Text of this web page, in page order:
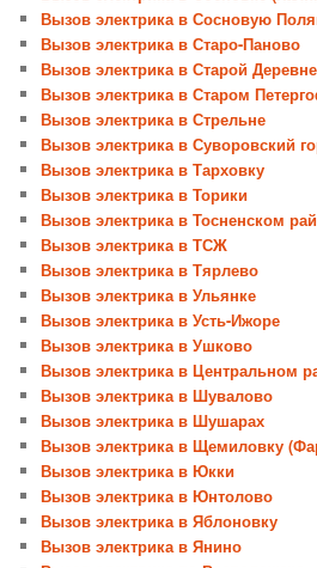
Вызов электрика в Сосновую
Вызов электрика в Старо-Паново
Вызов электрика в Старой Деревне
Вызов электрика в Старом
Вызов электрика в Стрельне
Вызов электрика в Суворовский
Вызов электрика в Тарховку
Вызов электрика в Торики
Вызов электрика в Тосненском
Вызов электрика в ТСЖ
Вызов электрика в Тярлево
Вызов электрика в Ульянке
Вызов электрика в Усть-Ижоре
Вызов электрика в Ушково
Вызов электрика в Центральном
Вызов электрика в Шувалово
Вызов электрика в Шушарах
Вызов электрика в Щемиловку
Вызов электрика в Юкки
Вызов электрика в Юнтолово
Вызов электрика в Яблоновку
Вызов электрика в Янино